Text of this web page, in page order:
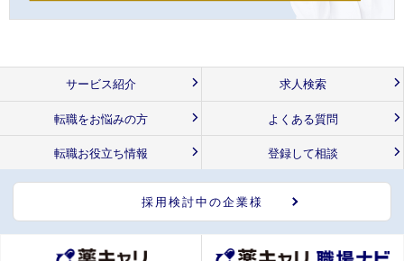
サービス紹介 求人検索
転職をお悩みの方 よくある質問
転職お役立ち情報 登録して相談
採用検討中の企業様